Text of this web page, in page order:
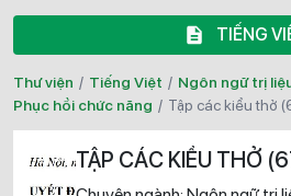
TIẾNG
Thư viện / Tiếng Việt / Ngôn ngữ trị
Phục hồi chức năng / tập các kiểu thở
TẬP CÁC KIỂU THỞ